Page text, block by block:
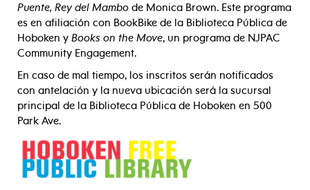
Puente, Rey del Mambo de Monica Brown. Este programa
es en afiliación con BookBike de la Biblioteca Pública de
Hoboken y Books on the Move, un programa de NJPAC
Community Engagement.
En caso de mal tiempo, los inscritos serán notificados
con antelación y la nueva ubicación será la sucursal
principal de la Biblioteca Pública de Hoboken en 500
Park Ave.